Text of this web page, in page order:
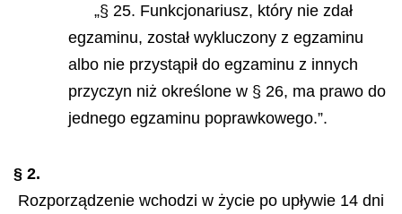
„§ 25. Funkcjonariusz, który nie zdał
egzaminu, został wykluczony z egzaminu
albo nie przystąpił do egzaminu z innych
przyczyn niż określone w § 26, ma prawo do
jednego egzaminu poprawkowego.”.
§ 2.
Rozporządzenie wchodzi w życie po upływie 14 dni